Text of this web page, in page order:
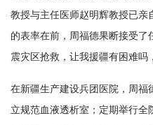
教授与主任医师赵明辉教授已亲
的表率在前，周福德果断接受了
震灾区抢救，让我援疆有困难吗
在新疆生产建设兵团医院，周福
立规范血液透析室；定期举行全